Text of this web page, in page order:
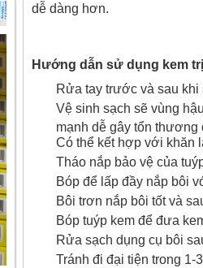
dễ dàng hơn.
Hướng dẫn sử dụng kem
Rửa tay trước và sau khi
Vệ sinh sạch sẽ vùng
mạnh dễ gây tổn thương
Có thể kết hợp với khăn
Tháo nắp bảo vệ của
Bóp để lấp đầy nắp bôi
Bôi trơn nắp bôi tốt và
Bóp tuýp kem để đưa
Rửa sạch dụng cụ bôi
Tránh đi đại tiện trong 1-